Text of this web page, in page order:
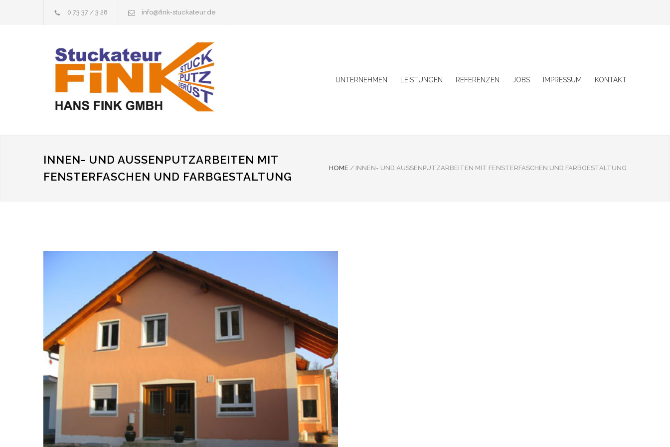
0 73 37 / 3 28 info@fink-stuckateur.de
UNTERNEHMEN LEISTUNGEN REFERENZEN JOBS IMPRESSUM KONTAKT
INNEN- UND AUSSENPUTZARBEITEN MIT F
ENSTERFASCHEN UND FARBGESTALTUNG
HOME / INNEN- UND AUSSENPUTZARBEITEN MIT FENSTERFASCHEN UND FARBGESTALTUNG